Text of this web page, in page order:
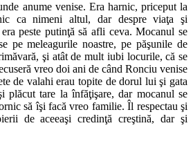
anume venise. Era harnic, priceput la
ca nimeni altul, dar despre viaţa şi
peste putinţă să afli ceva. Mocanul se
pe meleagurile noastre, pe păşunile de
şi atât de mult iubi locurile, că se
vreo doi ani de când Ronciu venise
de valahi erau topite de dorul lui şi gata
plăcut tare la înfăţişare, dar mocanul se
să îşi facă vreo familie. Îl respectau şi
de aceeaşi credinţă creştină, dar şi